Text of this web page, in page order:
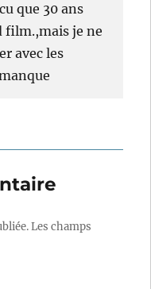
que 30 ans
film.,mais je ne
avec les
Les champs